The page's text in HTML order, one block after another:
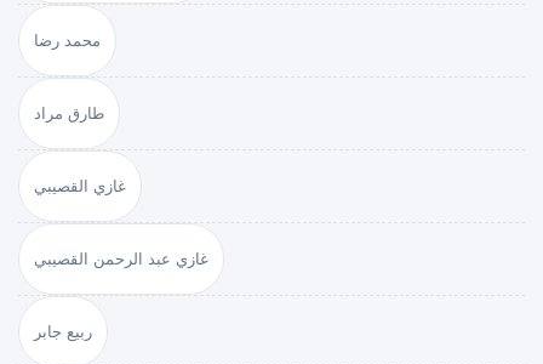
محمد رضا
طارق مراد
غازي القصيبي
غازي عبد الرحمن القصيبي
ربيع جابر